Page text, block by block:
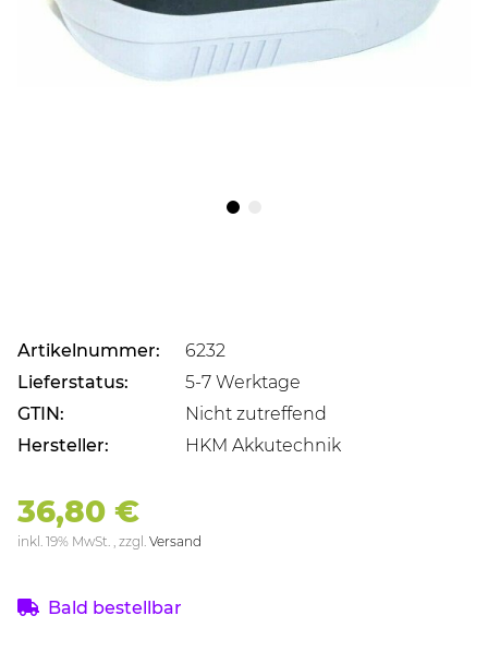
Artikelnummer:
6232
Lieferstatus:
5-7 Werktage
GTIN:
Nicht zutreffend
Hersteller:
HKM Akkutechnik
36,80 €
inkl. 19% MwSt. , zzgl. Versand
Bald bestellbar